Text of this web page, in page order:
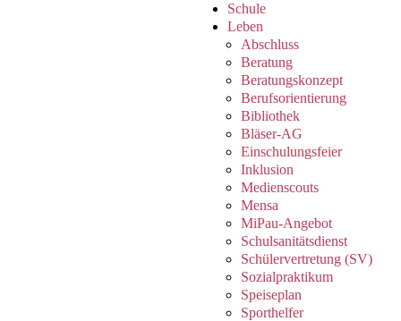
Schule
Leben
Abschluss
Beratung
Beratungskonzept
Berufsorientierung
Bibliothek
Bläser-AG
Einschulungsfeier
Inklusion
Medienscouts
Mensa
MiPau-Angebot
Schulsanitätsdienst
Schülervertretung (SV)
Sozialpraktikum
Speiseplan
Sporthelfer